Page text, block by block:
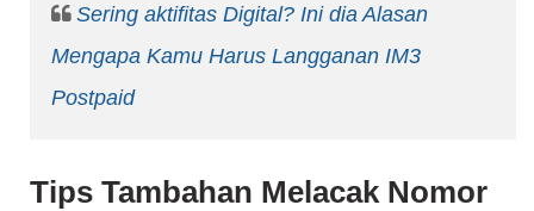
Sering aktifitas Digital? Ini dia Alasan
Mengapa Kamu Harus Langganan IM3
Postpaid
Tips Tambahan Melacak Nomor